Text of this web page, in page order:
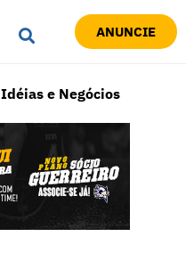
ANUNCIE
Idéias e Negócios